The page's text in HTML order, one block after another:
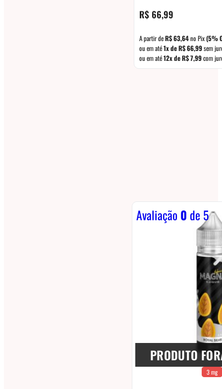
R$ 66,99
A partir deR$63,64no Pix(5%
ou em até1x deR$66,99sem
ou em até12x deR$7,99com
Avaliação0 de 5
PRODUTO
3 mg